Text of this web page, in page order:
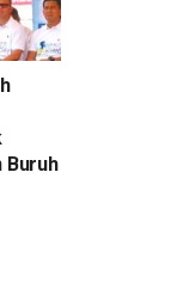
Buruh